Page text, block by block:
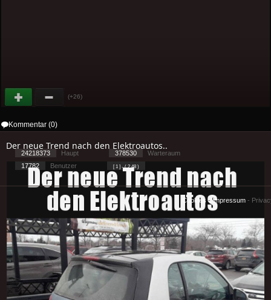
(+26)
Kommentar (0)
Der neue Trend nach den Elektroautos..
24218373 Haupt 378530
Warteraum
17782
Benutzer [ 1 ] - ( 2.48 )
Cookies - Impressum -